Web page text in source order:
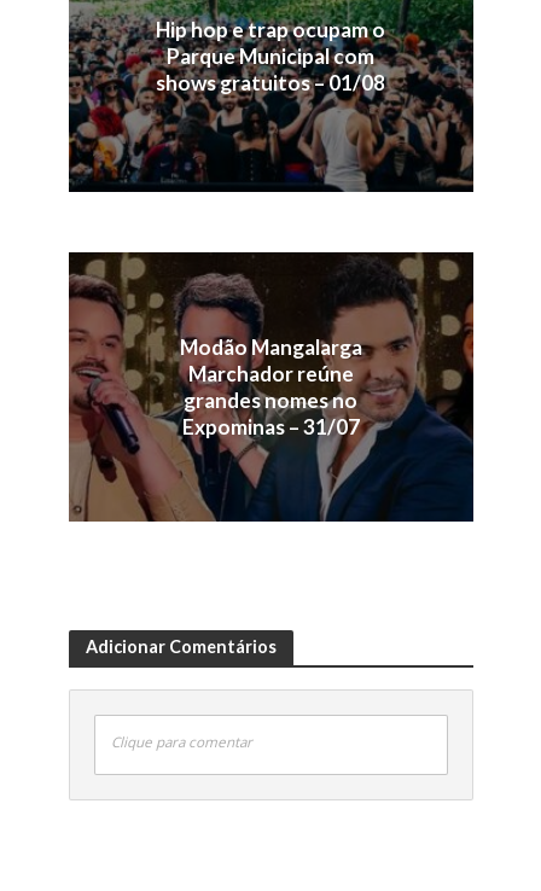
Hip hop e trap ocupam o
Parque Municipal com
shows gratuitos – 01/08
Modão Mangalarga
Marchador reúne
grandes nomes no
Expominas – 31/07
Adicionar Comentários
Clique para comentar